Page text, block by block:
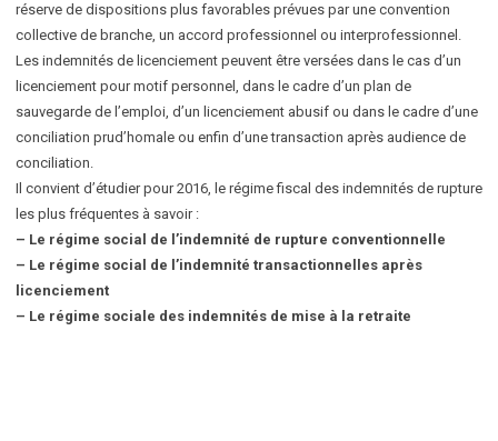
réserve de dispositions plus favorables prévues par une convention
collective de branche, un accord professionnel ou interprofessionnel.
Les indemnités de licenciement peuvent être versées dans le cas d’un
licenciement pour motif personnel, dans le cadre d’un plan de
sauvegarde de l’emploi, d’un licenciement abusif ou dans le cadre d’une
conciliation prud’homale ou enfin d’une transaction après audience de
conciliation.
Il convient d’étudier pour 2016, le régime fiscal des indemnités de rupture
les plus fréquentes à savoir :
– Le régime social de l’indemnité de rupture conventionnelle
– Le régime social de l’indemnité transactionnelles après
licenciement
– Le régime sociale des indemnités de mise à la retraite